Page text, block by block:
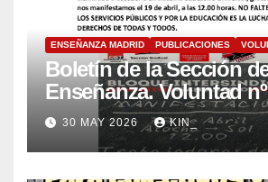
ENSEÑANZA MADRID PUBLICACIONES
Boletín de la Sección
Enseñanza. Voluntad
30 MAY 2026 KIN_